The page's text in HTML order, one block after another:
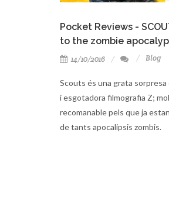
Pocket Reviews -
to the zombie
14/10/2016 Blog
Scouts és una grata sorpresa
i esgotadora filmografia Z;
recomanable pels que ja
de tants apocalipsis zombis.